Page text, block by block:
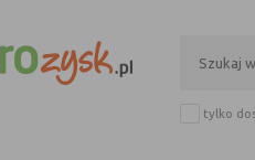
tylko